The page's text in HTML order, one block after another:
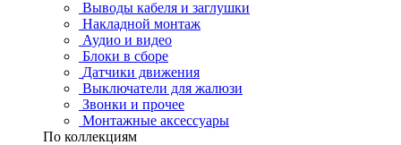
Выводы кабеля и заглушки
Накладной монтаж
Аудио и видео
Блоки в сборе
Датчики движения
Выключатели для жалюзи
Звонки и прочее
Монтажные аксессуары
По коллекциям